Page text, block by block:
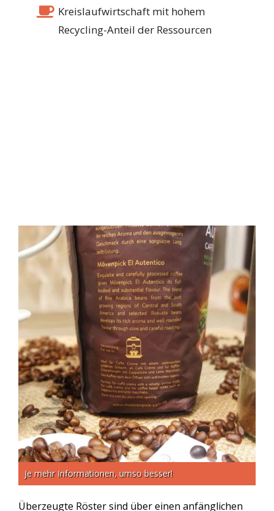
Kreislaufwirtschaft mit hohem
Recycling-Anteil der Ressourcen
Je mehr Informationen, umso besser!
Überzeugte Röster sind über einen anfänglichen